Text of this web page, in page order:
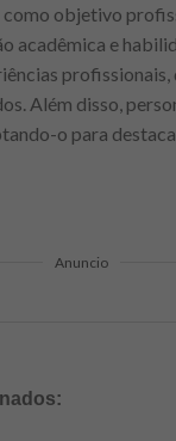
como objetivo
acadêmica e
profissionais,
Além disso,
o para
Anuncio